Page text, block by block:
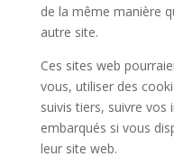
de la même manière
autre site.
Ces sites web
vous, utiliser des
suivis tiers, suivre vos
embarqués si vous
leur site web.